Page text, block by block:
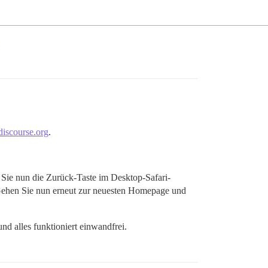
.
nun die Zurück-Taste im Desktop-Safari-
Sie nun erneut zur neuesten Homepage und
alles funktioniert einwandfrei.